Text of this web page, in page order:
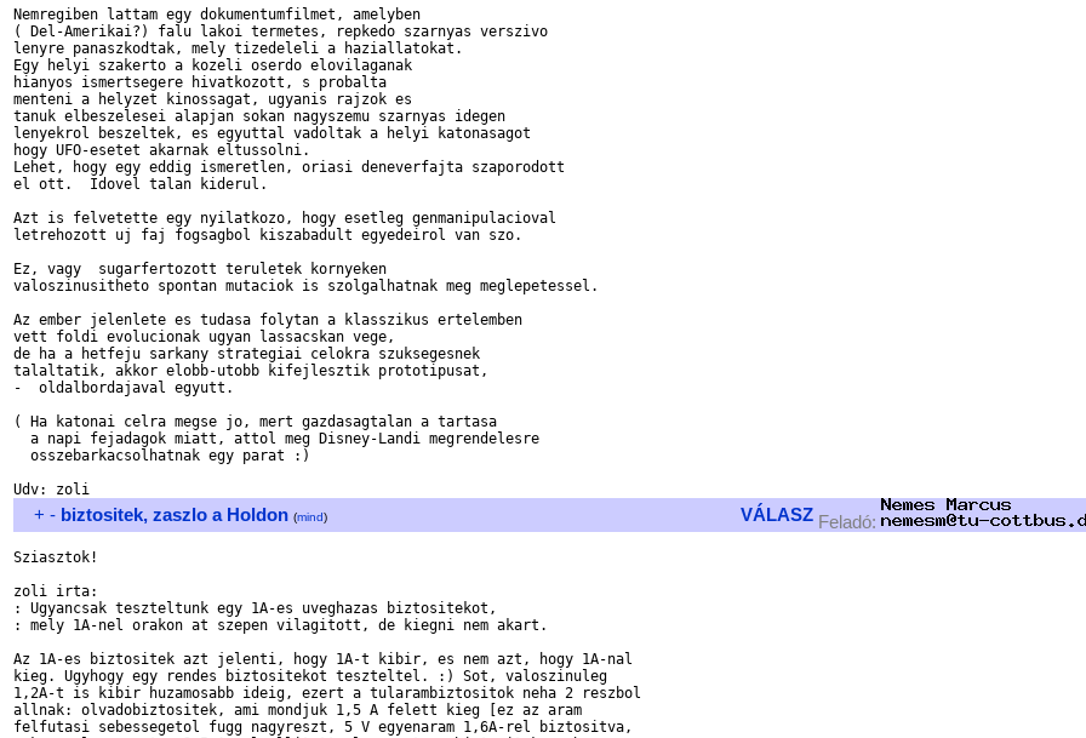
Nemregiben lattam egy dokumentumfilmet, amelyben
( Del-Amerikai?) falu lakoi termetes, repkedo szarnyas verszivo
lenyre panaszkodtak, mely tizedeleli a haziallatokat.
Egy helyi szakerto a kozeli oserdo elovilaganak
hianyos ismertsegere hivatkozott, s probalta
menteni a helyzet kinossagat, ugyanis rajzok es
tanuk elbeszelesei alapjan sokan nagyszemu szarnyas idegen
lenyekrol beszeltek, es egyuttal vadoltak a helyi katonasagot
hogy UFO-esetet akarnak eltussolni.
Lehet, hogy egy eddig ismeretlen, oriasi deneverfajta szaporodott
el ott.  Idovel talan kiderul.
Azt is felvetette egy nyilatkozo, hogy esetleg genmanipulacioval
letrehozott uj faj fogsagbol kiszabadult egyedeirol van szo.
Ez, vagy  sugarfertozott teruletek kornyeken
valoszinusitheto spontan mutaciok is szolgalhatnak meg meglepetessel.
Az ember jelenlete es tudasa folytan a klasszikus ertelemben
vett foldi evolucionak ugyan lassacskan vege,
de ha a hetfeju sarkany strategiai celokra szuksegesnek
talaltatik, akkor elobb-utobb kifejlesztik prototipusat,
-  oldalbordajaval egyutt.
( Ha katonai celra megse jo, mert gazdasagtalan a tartasa
  a napi fejadagok miatt, attol meg Disney-Landi megrendelesre
  osszebarkacsolhatnak egy parat :)
+ - biztositek, zaszlo a Holdon (mind) VÁLASZ Feladó:
Sziasztok!
zoli irta:
: Ugyancsak teszteltunk egy 1A-es uveghazas biztositekot,
: mely 1A-nel orakon at szepen vilagitott, de kiegni nem akart.
Az 1A-es biztositek azt jelenti, hogy 1A-t kibir, es nem azt, hogy 1A-nal
kieg. Ugyhogy egy rendes biztositekot teszteltel. :) Sot, valoszinuleg
1,2A-t is kibir huzamosabb ideig, ezert a tularambiztositok neha 2 reszbol
allnak: olvadobiztositek, ami mondjuk 1,5 A felett kieg [ez az aram
felfutasi sebessegetol fugg nagyreszt, 5 V egyenaram 1,6A-rel biztositva,